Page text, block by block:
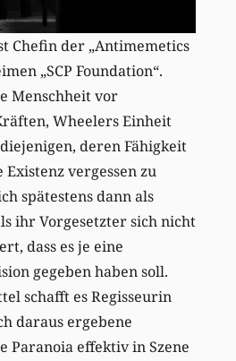
Chefin der „Antimemetics
„SCP Foundation“.
Menschheit vor
Wheelers Einheit
deren Fähigkeit
vergessen zu
spätestens dann als
ihr Vorgesetzter sich nicht
dass es je eine
gegeben haben soll.
schafft es Regisseurin
daraus ergebene
Paranoia effektiv in Szene